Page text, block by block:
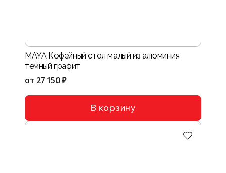
MAYA Кофейный стол малый из алюминия
темный графит
от 27 150 ₽
В корзину